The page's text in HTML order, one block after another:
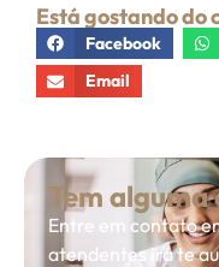
Está gostando do
Facebook
Email
Tem alguma
Entre em contato
atendentes irá te